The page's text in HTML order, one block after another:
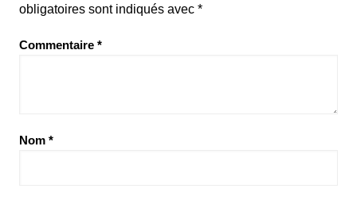
obligatoires sont indiqués avec *
Commentaire *
Nom *